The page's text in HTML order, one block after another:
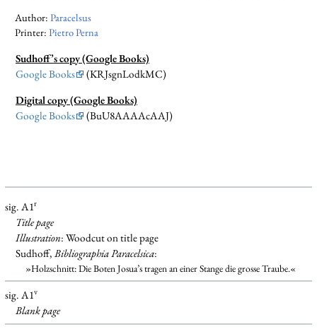
Author:Paracelsus
Printer:Pietro Perna
Sudhoff’s copy (Google Books)
Google Books
(KRJsgnLodkMC)
Digital copy (Google Books)
Google Books
(BuU8AAAAcAAJ)
sig. A1r
Title page
Illustration: Woodcut on title page
Sudhoff,Bibliographia Paracelsica:
»Holzschnitt: Die Boten Josua’s tragen an einer Stange die grosse Traube.«
sig. A1v
Blankpage